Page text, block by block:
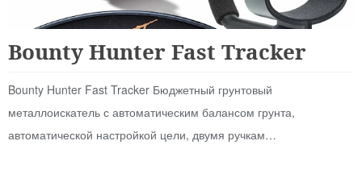
Bounty Hunter Fast Tracker
Bounty Hunter Fast Tracker Бюджетный грунтовый
металлоискатель с автоматическим балансом грунта,
автоматической настройкой цели, двумя ручкам…